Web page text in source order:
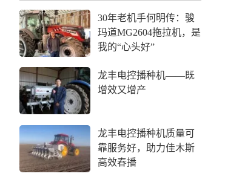
30年老机手何明传：骏
玛道MG2604拖拉机，是
我的“心头好”
龙丰电控播种机——既
增效又增产
龙丰电控播种机质量可
靠服务好，助力佳木斯
高效春播